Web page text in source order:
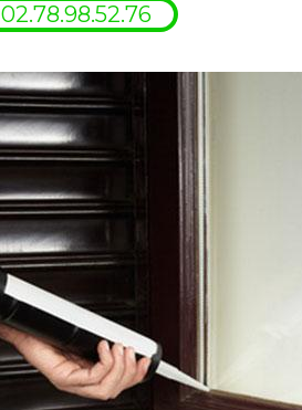
02.78.98.52.76